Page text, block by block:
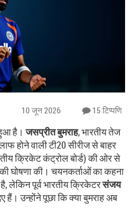
10 जून 2026 15 टिप्पणि
है।जसप्रीत बुमराह,भारतीय तेज
वाली टी20 सीरीज से बाहर
क्रिकेट कंट्रोल बोर्ड) की ओर से
घोषणा की। चयनकर्ताओं का कहना
लेकिन पूर्व भारतीय क्रिकेटरसंजय
उन्होंने पूछा कि क्या बुमराह अब